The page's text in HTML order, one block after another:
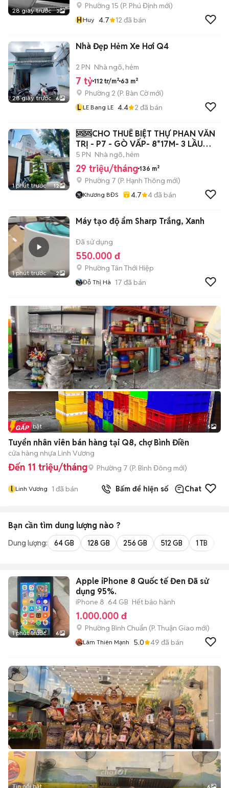
28 giây trước 3
Phường 15 (P. Phú Định mới)
HHuy 4.7 12 đã bán
28 giây trước 6
Nhà Đẹp Hẻm Xe Hơi Q4
2 PN Nhà ngõ, hẻm
7 tỷ 112 tr/m² 63 m²
Phường 2 (P. Bàn Cờmới)
L LE Bang LE 4.4 2 đã bán
1 phút trước 12
🆘🆘CHO THUÊ BIỆT THỰ PHAN VĂN
TRỊ - P7 - GÒ VẤP- 8*17M- 3 LẦU
🆘🆘
5 PN Nhà ngõ, hẻm
29 triệu/tháng 136 m²
Phường 7 (P. Hạnh Thông mới)
Khương BĐS 4.7 4đã bán
1 phút trước 2
Máy tạo độ ẩm Sharp Trắng, Xanh
Đã sử dụng
550.000 đ
Phường Tân Thới Hiệp
Đỗ Thị Hà 17 đã bán
Tin nổi bật 5
Tuyển nhân viên bán hàng tại Q8, chợ Bình Điền
cửa hàng nhựa Linh Vương
Đến 11 triệu/tháng Phường 7 (P. Bình Đông mới)
l Linh Vương 1 đã bán Bấm để hiện số Chat
Bạn cần tìm dung lượng nào ?
Dung lượng: 64 GB 128 GB 256 GB 512 GB 1 TB
1 phút trước 6
Apple iPhone 8 Quốc tế Đen Đã sử
dụng 95%.
iPhone 8 64 GB Hết bảo hành
1.000.000 đ
Phường Bình Chuẩn (P. Thuận Giao mới)
Lâm Thiên Mạnh 5.0 49 đã bán
Tin nổi bật 6